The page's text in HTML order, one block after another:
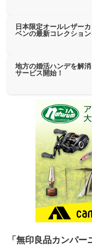
日本限定オールレザー
ベンの最新コレクショ
地方の婚活ハンデを解
サービス開始！
「無印良品カンパ